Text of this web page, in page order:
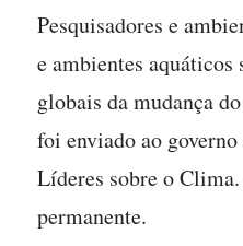
Pesquisadores e
e ambientes aquáticos
globais da mudança
foi enviado ao
Líderes sobre o
permanente.